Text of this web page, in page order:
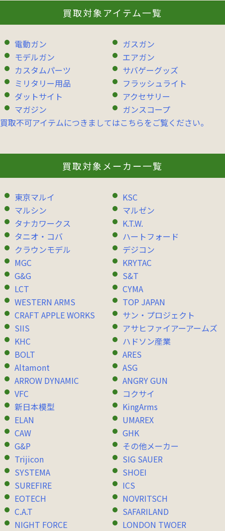
買取対象アイテム一覧
電動ガン
ガスガン
モデルガン
エアガン
カスタムパーツ
サバゲーグッズ
ミリタリー用品
フラッシュライト
ダットサイト
アクセサリー
マガジン
ガンスコープ
買取不可アイテムにつきましてはこちらをご覧ください。
買取対象メーカー一覧
東京マルイ
KSC
マルシン
マルゼン
タナカワークス
K.T.W.
タニオ・コバ
ハートフォード
クラウンモデル
デジコン
MGC
KRYTAC
G&G
S&T
LCT
CYMA
WESTERN ARMS
TOP JAPAN
CRAFT APPLE WORKS
サン・プロジェクト
SIIS
アサヒファイアーアームズ
KHC
ハドソン産業
BOLT
ARES
Altamont
ASG
ARROW DYNAMIC
ANGRY GUN
VFC
コクサイ
新日本模型
KingArms
ELAN
UMAREX
CAW
GHK
G&P
その他メーカー
Trijicon
SIG SAUER
SYSTEMA
SHOEI
SUREFIRE
ICS
EOTECH
NOVRITSCH
C.A.T
SAFARILAND
NIGHT FORCE
LONDON TWOER